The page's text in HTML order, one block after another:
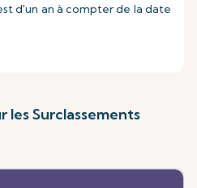
d'un an à compter de la date
les Surclassements